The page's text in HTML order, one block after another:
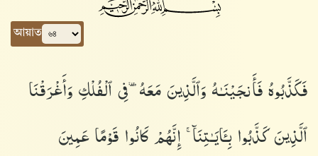
আয়াত
فَكَذَّبُوهُ فَأَنجَيْنَـٰهُ وَٱلَّذِينَ مَعَهُۥ فِى ٱلْفُلْكِ وَأَغْرَقْنَا
ٱلَّذِينَ كَذَّبُوا۟ بِـَٔايَـٰتِنَآ ۚ إِنَّهُمْ كَانُوا۟ قَوْمًا عَمِينَ